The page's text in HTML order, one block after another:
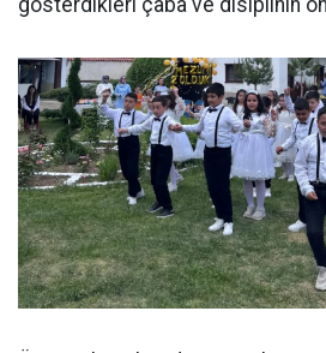
gösterdikleri çaba ve disiplinin